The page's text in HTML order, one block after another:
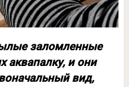
заломленные
аквапалку, и они
вид,